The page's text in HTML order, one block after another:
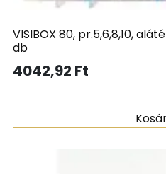
VISIBOX 80, pr.5,6,8,10,
db
4042,92 Ft